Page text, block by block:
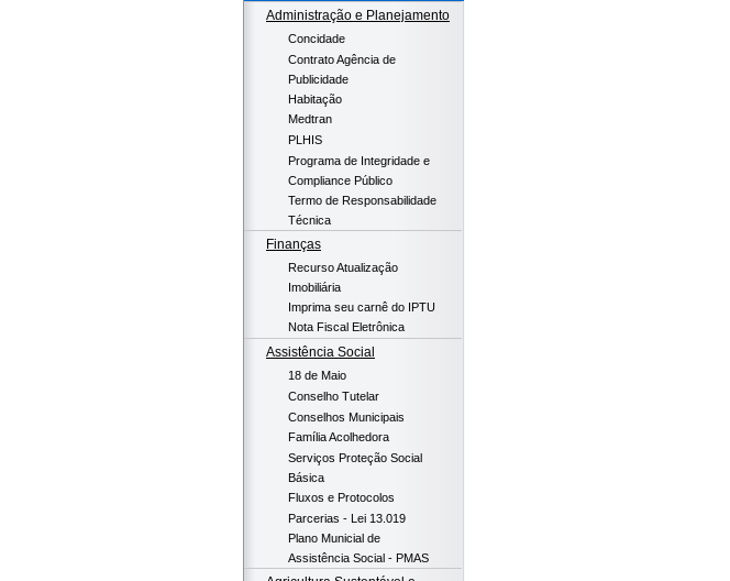
Administração e Planejamento
Concidade
Contrato Agência de
Publicidade
Habitação
Medtran
PLHIS
Programa de Integridade e
Compliance Público
Termo de Responsabilidade
Técnica
Finanças
Recurso Atualização
Imobiliária
Imprima seu carnê do IPTU
Nota Fiscal Eletrônica
Assistência Social
18 de Maio
Conselho Tutelar
Conselhos Municipais
Família Acolhedora
Serviços Proteção Social
Básica
Fluxos e Protocolos
Parcerias - Lei 13.019
Plano Municial de
Assistência Social - PMAS